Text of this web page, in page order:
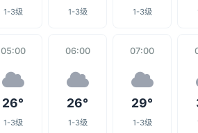
1-3级 1-3级 1-3级
05:00
26°
1-3级
06:00
26°
1-3级
07:00
29°
1-3级